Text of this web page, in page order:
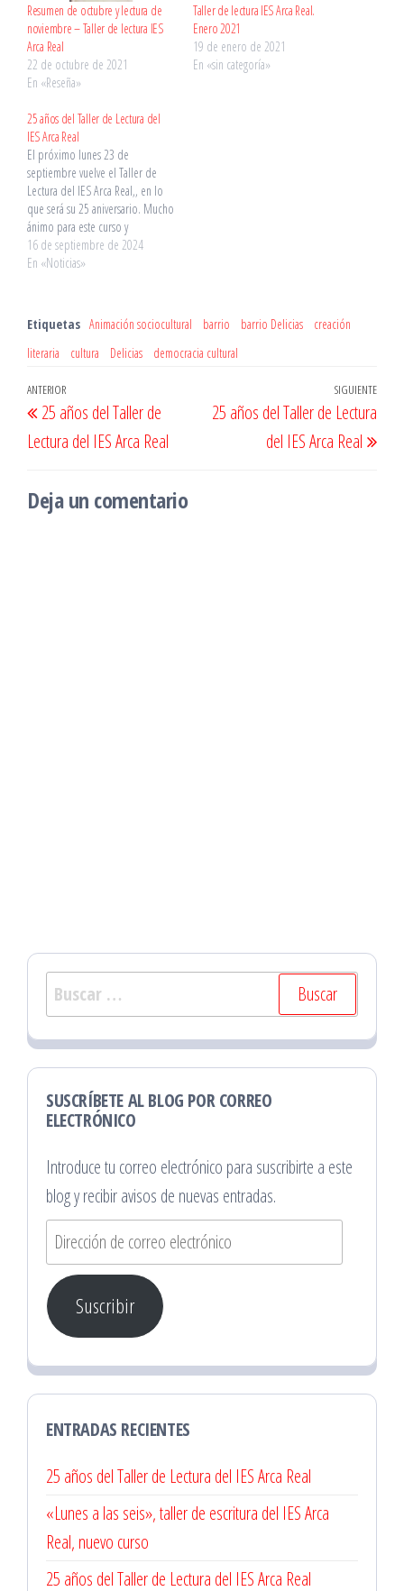
Resumen de octubre y lectura de
noviembre – Taller de lectura IES
Arca Real
22 de octubre de 2021
En «Reseña»
Taller de lectura IES Arca Real.
Enero 2021
19 de enero de 2021
En «sin categoría»
25 años del Taller de Lectura del
IES Arca Real
El próximo lunes 23 de
septiembre vuelve el Taller de
Lectura del IES Arca Real,, en lo
que será su 25 aniversario. Mucho
ánimo para este curso y
enhorabuena por estos
veinticinco años y la importante
https://twitter.com/IesArca/status/
1835675889964667104
16 de septiembre de 2024
En «Noticias»
Etiquetas Animación sociocultural barrio barrio Delicias
creación
literaria
cultura Delicias democracia cultural
Navegación
de
entradas
Entrada
anterior
ANTERIOR
25 años del Taller de
Lectura del IES Arca Real
SIGUIENTE
25 años del Taller de Lectura
del IES Arca Real
Deja un comentario
Buscar:
SUSCRÍBETE AL BLOG POR CORREO
ELECTRÓNICO
Introduce tu correo electrónico para suscribirte a este
blog y recibir avisos de nuevas entradas.
Dirección
de
correo
electrónico
Suscribir
ENTRADAS RECIENTES
25 años del Taller de Lectura del IES Arca Real
«Lunes a las seis», taller de escritura del IES Arca
Real, nuevo curso
25 años del Taller de Lectura del IES Arca Real